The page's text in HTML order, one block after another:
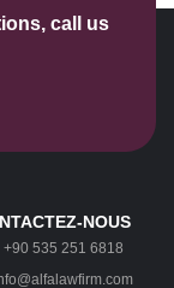
call us
NOUS
+90 535 251 6818